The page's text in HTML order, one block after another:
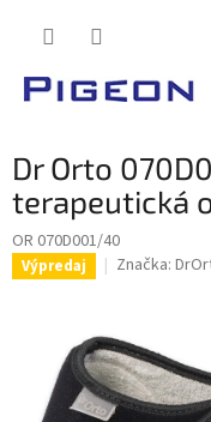
Dr Orto
terapeutická
OR 070D001/40
Výpredaj Značka: